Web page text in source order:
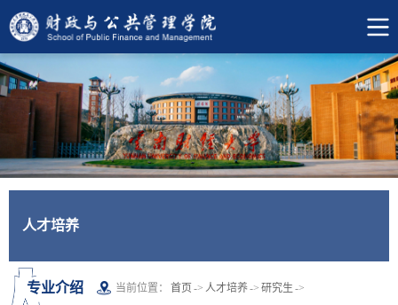
人才培养
专业介绍 当前位置： 首页-> 人才培养-> 研究生 ->